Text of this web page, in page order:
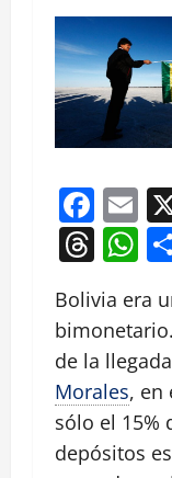
Bolivia era
de la
Morales, en
sólo el 15%
depósitos